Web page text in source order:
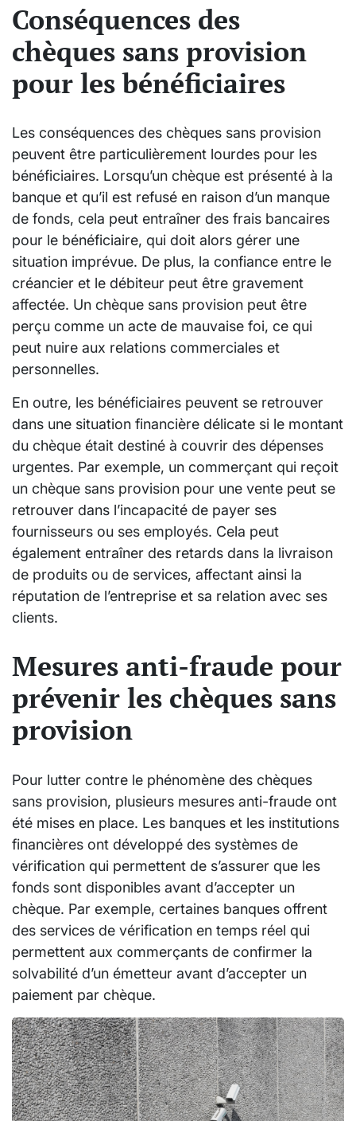
Conséquences des
chèques sans provision
pour les bénéficiaires
Les conséquences des chèques sans provision
peuvent être particulièrement lourdes pour les
bénéficiaires. Lorsqu’un chèque est présenté à la
banque et qu’il est refusé en raison d’un manque
de fonds, cela peut entraîner des frais bancaires
pour le bénéficiaire, qui doit alors gérer une
situation imprévue. De plus, la confiance entre le
créancier et le débiteur peut être gravement
affectée. Un chèque sans provision peut être
perçu comme un acte de mauvaise foi, ce qui
peut nuire aux relations commerciales et
personnelles.
En outre, les bénéficiaires peuvent se retrouver
dans une situation financière délicate si le montant
du chèque était destiné à couvrir des dépenses
urgentes. Par exemple, un commerçant qui reçoit
un chèque sans provision pour une vente peut se
retrouver dans l’incapacité de payer ses
fournisseurs ou ses employés. Cela peut
également entraîner des retards dans la livraison
de produits ou de services, affectant ainsi la
réputation de l’entreprise et sa relation avec ses
clients.
Mesures anti-fraude pour
prévenir les chèques sans
provision
Pour lutter contre le phénomène des chèques
sans provision, plusieurs mesures anti-fraude ont
été mises en place. Les banques et les institutions
financières ont développé des systèmes de
vérification qui permettent de s’assurer que les
fonds sont disponibles avant d’accepter un
chèque. Par exemple, certaines banques offrent
des services de vérification en temps réel qui
permettent aux commerçants de confirmer la
solvabilité d’un émetteur avant d’accepter un
paiement par chèque.